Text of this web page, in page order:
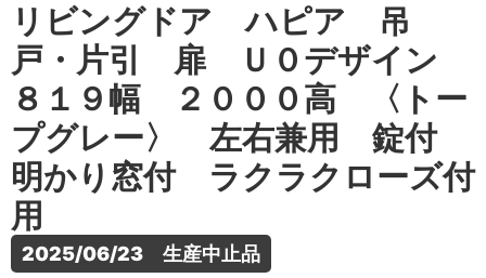
リビングドア ハピア 吊
戸・片引 扉 Ｕ０デザイン
８１９幅 ２０００高 〈トー
プグレー〉 左右兼用 錠付
明かり窓付 ラクラクローズ付
用
2025/06/23　生産中止品